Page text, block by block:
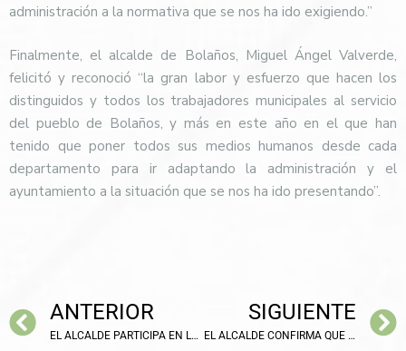
administración a la normativa que se nos ha ido exigiendo.”
Finalmente, el alcalde de Bolaños, Miguel Ángel Valverde,
felicitó y reconoció “la gran labor y esfuerzo que hacen los
distinguidos y todos los trabajadores municipales al servicio
del pueblo de Bolaños, y más en este año en el que han
tenido que poner todos sus medios humanos desde cada
departamento para ir adaptando la administración y el
ayuntamiento a la situación que se nos ha ido presentando”.
ANTERIOR
EL ALCALDE PARTICIPA EN LA INAUGURACIÓN DE LA QUESERÍA “EL BUEN JESÚS”
SIGUIENTE
EL ALCALDE CONFIRMA QUE LA VACUNACIÓN EN LA RESIDENCIA NO SE HA PODIDO REALIZAR